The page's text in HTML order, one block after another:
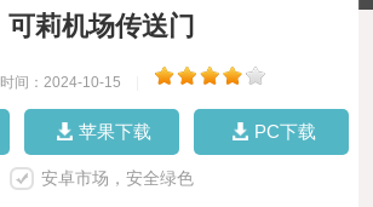
可莉机场传送门
时间：2024-10-15
苹果下载 PC下载
安卓市场，安全绿色